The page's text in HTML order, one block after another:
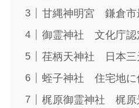
甘縄神明宮 鎌倉市
御霊神社 文化庁認
荏柄天神社 日本三
蛭子神社 住宅地に
梶原御霊神社 梶原